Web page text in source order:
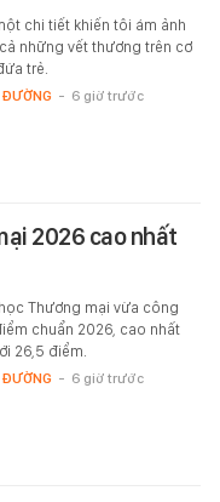
chi tiết khiến tôi ám ảnh
những vết thương trên cơ
trẻ.
ĐƯỜNG - 6 giờ trước
2026 cao nhất
Thương mại vừa công
chuẩn 2026, cao nhất
26,5 điểm.
ĐƯỜNG - 6 giờ trước